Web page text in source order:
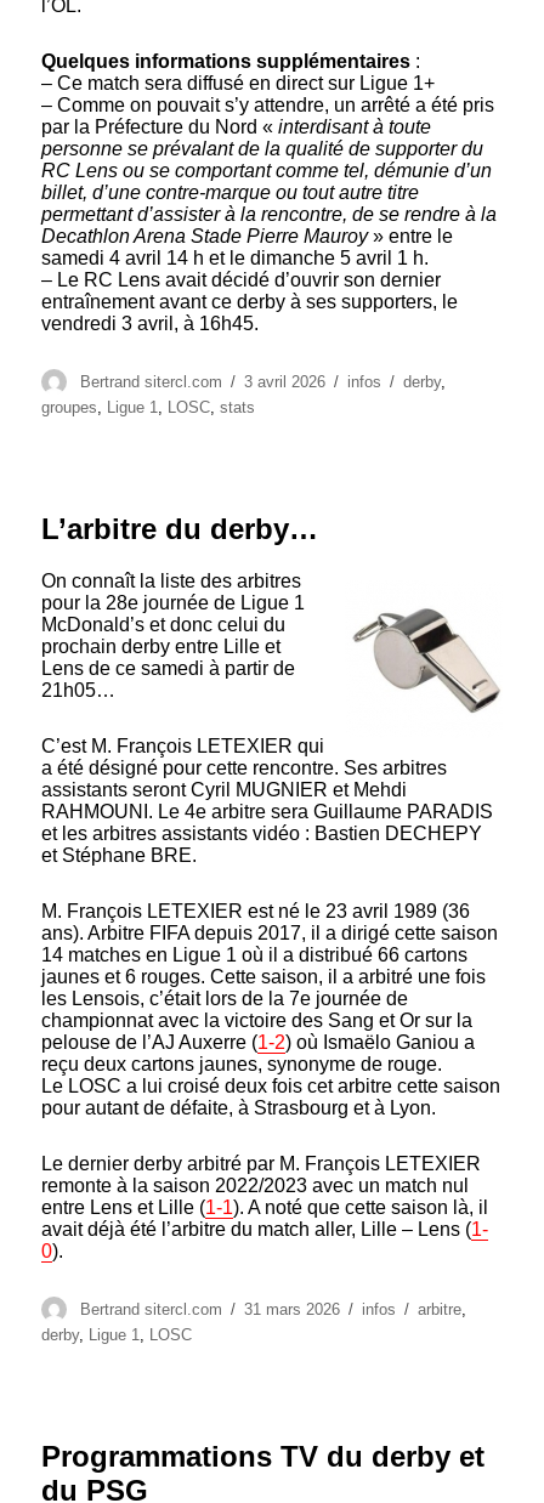
l’OL.
Quelques informations supplémentaires :
– Ce match sera diffusé en direct sur Ligue 1+
– Comme on pouvait s’y attendre, un arrêté a été pris
par la Préfecture du Nord «interdisant à toute
personne se prévalant de la qualité de supporter du
RC Lens ou se comportant comme tel, démunie d’un
billet, d’une contre-marque ou tout autre titre
permettant d’assister à la rencontre, de se rendre à la
Decathlon Arena Stade Pierre Mauroy» entre le
samedi 4 avril 14 h et le dimanche 5 avril 1 h.
– Le RC Lens avait décidé d’ouvrir son dernier
entraînement avant ce derby à ses supporters, le
vendredi 3 avril, à 16h45.
Auteur
Bertrand sitercl.com
Publié
le
3 avril 2026 Catégories
infos Étiquettes
derby,
groupes, Ligue 1, LOSC,stats
L’arbitre du derby…
On connaît la liste des arbitres
pour la 28e journée de Ligue 1
McDonald’s et donc celui du
prochain derby entre Lille et
Lens de ce samedi à partir de
21h05…
C’est M. François LETEXIER qui
a été désigné pour cette rencontre. Ses arbitres
assistants seront Cyril MUGNIER et Mehdi
RAHMOUNI. Le 4e arbitre sera Guillaume PARADIS
et les arbitres assistants vidéo : Bastien DECHEPY
et Stéphane BRE.
M. François LETEXIER est né le 23 avril 1989 (36
ans). Arbitre FIFA depuis 2017, il a dirigé cette saison
14 matches en Ligue 1 où il a distribué 66 cartons
jaunes et 6 rouges. Cette saison, il a arbitré une fois
les Lensois, c’était lors de la 7e journée de
championnat avec la victoire des Sang et Or sur la
pelouse de l’AJ Auxerre (1-2) où Ismaëlo Ganiou a
reçu deux cartons jaunes, synonyme de rouge.
Le LOSC a lui croisé deux fois cet arbitre cette saison
pour autant de défaite, à Strasbourg et à Lyon.
Le dernier derby arbitré par M. François LETEXIER
remonte à la saison 2022/2023 avec un match nul
entre Lens et Lille (1-1). A noté que cette saison là, il
avait déjà été l’arbitre du match aller, Lille – Lens (1-
0).
Auteur
Bertrand sitercl.com
Publié
31 mars 2026 Catégories
infos Étiquettes
arbitre
derby, Ligue 1, LOSC
Programmations TV du derby et
du PSG